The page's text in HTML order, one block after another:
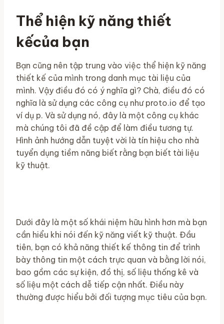
Thể hiện kỹ năng thiết
kếcủa bạn
Bạn cũng nên tập trung vào việc thể hiện kỹ năng
thiết kế của mình trong danh mục tài liệu của
mình. Vậy điều đó có ý nghĩa gì? Chà, điều đó có
nghĩa là sử dụng các công cụ như proto.io để tạo
ví dụ p. Và sử dụng nó, đây là một công cụ khác
mà chúng tôi đã đề cập để làm điều tương tự.
Hình ảnh hướng dẫn tuyệt vời là tín hiệu cho nhà
tuyển dụng tiềm năng biết rằng bạn biết tài liệu
kỹ thuật.
Dưới đây là một số khái niệm hữu hình hơn mà bạn
cần hiểu khi nói đến kỹ năng viết kỹ thuật. Đầu
tiên, bạn có khả năng thiết kế thông tin để trình
bày thông tin một cách trực quan và bằng lời nói,
bao gồm các sự kiện, đồ thị, số liệu thống kê và
số liệu một cách dễ tiếp cận nhất. Điều này
thường được hiểu bởi đối tượng mục tiêu của bạn.